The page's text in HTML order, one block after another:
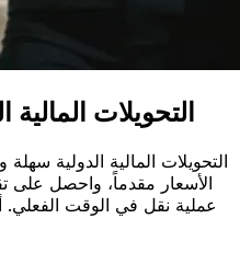
التحويلات
الأسعار مقدماً، واحصل على